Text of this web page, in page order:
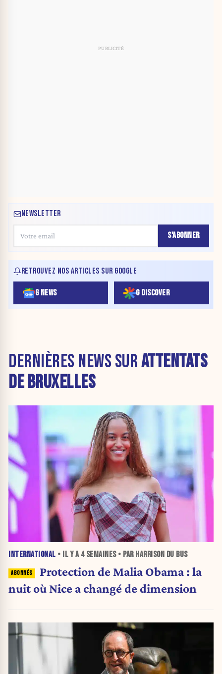
NEWSLETTER
S'ABONNER
RETROUVEZ NOS ARTICLES SUR GOOGLE
G NEWS G DISCOVER
DERNIÈRES NEWS SURATTENTATS
DE BRUXELLES
INTERNATIONAL • IL Y A 4 SEMAINES• PAR HARRISON DU BUS
Protection de Malia Obama : la
nuit où Nice a changé de dimension